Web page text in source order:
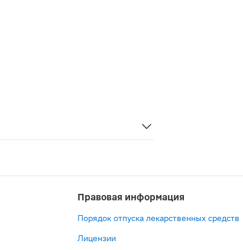
Правовая информация
Порядок отпуска лекарственных средств
Лицензии